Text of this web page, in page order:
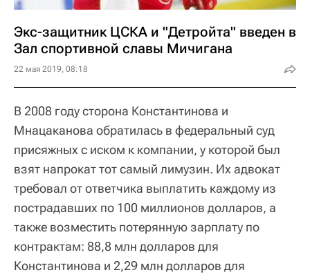
Экс-защитник ЦСКА и "Детройта" введен в
Зал спортивной славы Мичигана
22 мая 2019, 08:18
В 2008 году сторона Константинова и
Мнацаканова обратилась в федеральный суд
присяжных с иском к компании, у которой был
взят напрокат тот самый лимузин. Их адвокат
требовал от ответчика выплатить каждому из
пострадавших по 100 миллионов долларов, а
также возместить потерянную зарплату по
контрактам: 88,8 млн долларов для
Константинова и 2,29 млн долларов для